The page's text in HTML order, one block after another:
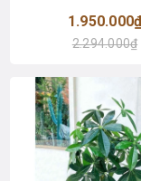
2.294.000₫